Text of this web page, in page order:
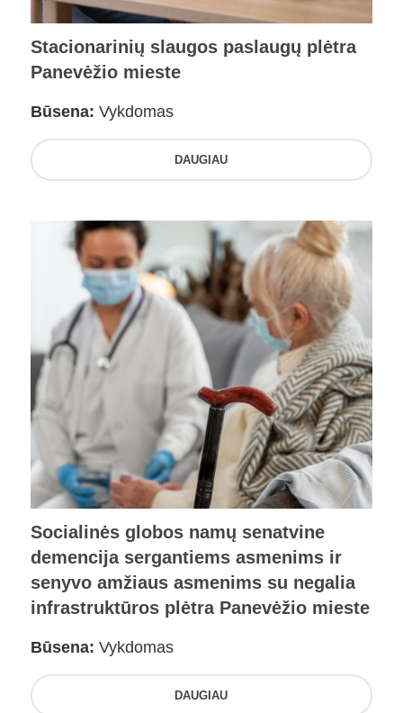
Stacionarinių slaugos paslaugų plėtra
Panevėžio mieste
Būsena: Vykdomas
DAUGIAU
Socialinės globos namų senatvine
demencija sergantiems asmenims ir
senyvo amžiaus asmenims su negalia
infrastruktūros plėtra Panevėžio mieste
Būsena: Vykdomas
DAUGIAU